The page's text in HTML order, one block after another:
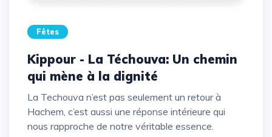
Fêtes
Kippour - La Téchouva: Un chemin
qui mène à la dignité
La Techouva n’est pas seulement un retour à
Hachem, c’est aussi une réponse intérieure qui
nous rapproche de notre véritable essence.